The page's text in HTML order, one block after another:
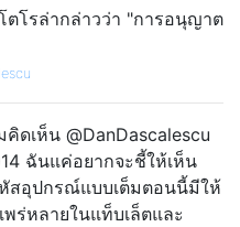
ตโรล่ากล่าวว่า "การอนุญาต
ดเห็น @DanDascalescu
ฉันแค่อยากจะชี้ให้เห็น
หัสอุปกรณ์แบบเต็มตอนนี้มีให้
ร่หลายในแท็บเล็ตและ